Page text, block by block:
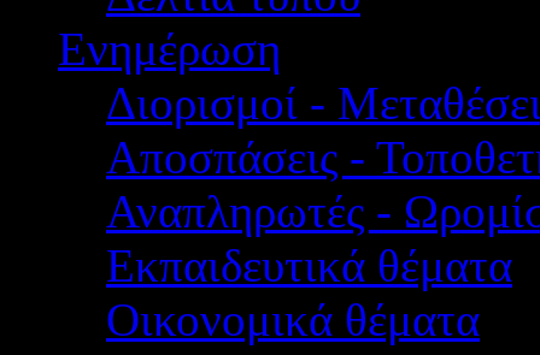
Ενημέρωση
Διορισμοί -
Αποσπάσεις -
Αναπληρωτές -
Εκπαιδευτικά θέματα
Οικονομικά θέματα